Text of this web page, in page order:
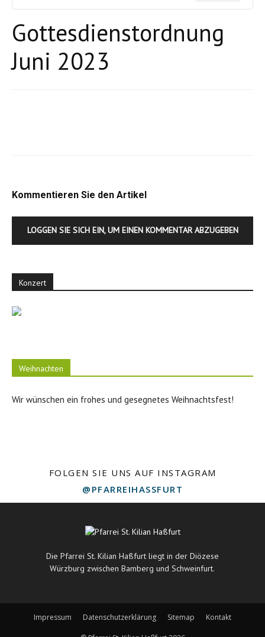
Gottesdienstordnung
Juni 2023
Kommentieren Sie den Artikel
LOGGEN SIE SICH EIN, UM EINEN KOMMENTAR ABZUGEBEN
Konzert
Weihnachten
Wir wünschen ein frohes und gesegnetes Weihnachtsfest!
FOLGEN SIE UNS AUF INSTAGRAM
@PFARREIHASSFURT
Die Pfarrei St. Kilian Haßfurt liegt in der Diözese
Würzburg zwischen Bamberg und Schweinfurt.
Impressum Datenschutzerklärung Sitemap Kontakt